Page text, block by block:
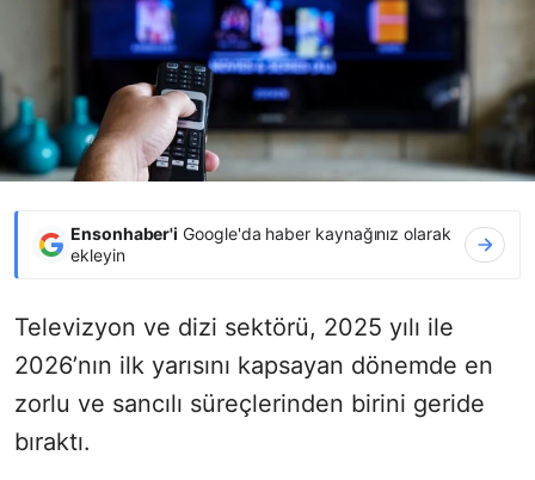
Ensonhaber'i Google'da haber kaynağınız olarak
ekleyin
Televizyon ve dizi sektörü, 2025 yılı ile
2026’nın ilk yarısını kapsayan dönemde en
zorlu ve sancılı süreçlerinden birini geride
bıraktı.